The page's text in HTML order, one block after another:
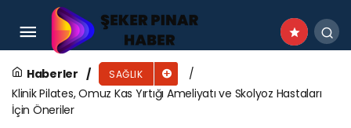
Haberler SAĞLIK
Klinik Pilates, Omuz Kas Yırtığı Ameliyatı ve Skolyoz Hastaları
İçin Öneriler
Klinik Pilates, Omuz Kas Yırtığı Ameliyatı ve
Skolyoz Hastaları İçin Öneriler